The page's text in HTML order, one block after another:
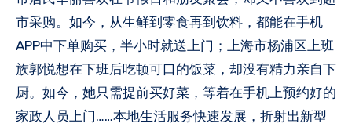
市采购。如今，从生鲜到零食再到饮料，都能在手机
APP中下单购买，半小时就送上门；上海市杨浦区上班
族郭悦想在下班后吃顿可口的饭菜，却没有精力亲自下
厨。如今，她只需提前买好菜，等着在手机上预约好的
家政人员上门……本地生活服务快速发展，折射出新型